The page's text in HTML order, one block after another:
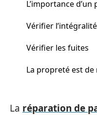
L’importance
Vérifier
Vérifier les fuites
La propreté est de
La réparation de